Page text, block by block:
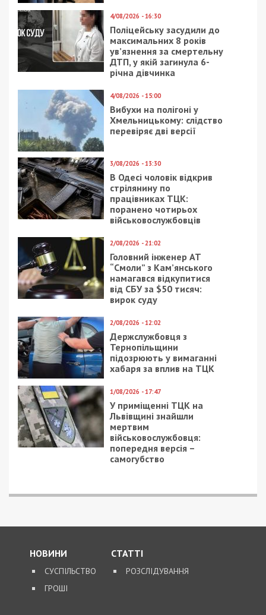
4/08/2026 - 16:30
Поліцейську засудили до
максимальних 8 років
ув’язнення за смертельну
ДТП, у якій загинула 6-
річна дівчинка
4/08/2026 - 15:00
Вибухи на полігоні у
Хмельницькому: слідство
перевіряє дві версії
3/08/2026 - 13:30
В Одесі чоловік відкрив
стрілянину по
працівниках ТЦК:
поранено чотирьох
військовослужбовців
2/08/2026 - 21:02
Головний інженер АТ
“Смоли” з Кам’янського
намагався відкупитися
від СБУ за $50 тисяч:
вирок суду
2/08/2026 - 12:02
Держслужбовця з
Тернопільщини
підозрюють у вимаганні
хабаря за вплив на ТЦК
1/08/2026 - 17:47
У приміщенні ТЦК на
Львівщині знайшли
мертвим
військовослужбовця:
попередня версія –
самогубство
НОВИНИ
СУСПІЛЬСТВО
ГРОШІ
СТАТТІ
РОЗСЛІДУВАННЯ